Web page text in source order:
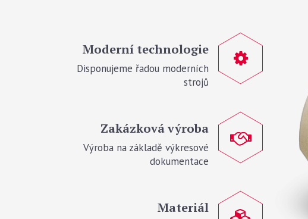
Moderní technologie
Disponujeme řadou moderních
strojů
Zakázková výroba
Výroba na základě výkresové
dokumentace
Materiál